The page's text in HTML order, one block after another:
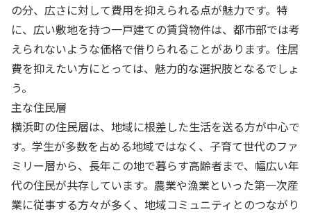
の分、広さに対して費用を抑えられる点が魅力です。特
に、広い敷地を持つ一戸建ての賃貸物件は、都市部では考
えられないような価格で借りられることがあります。住居
費を抑えたい方にとっては、魅力的な選択肢となるでしょ
う。
主な住民層
横浜町の住民層は、地域に根差した生活を送る方が中心で
す。学生が多数を占める地域ではなく、子育て世代のファ
ミリー層から、長年この地で暮らす高齢者まで、幅広い年
代の住民が共存しています。農業や漁業といった第一次産
業に従事する方々が多く、地域コミュニティとのつながり